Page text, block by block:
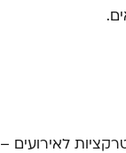
לאירועים –